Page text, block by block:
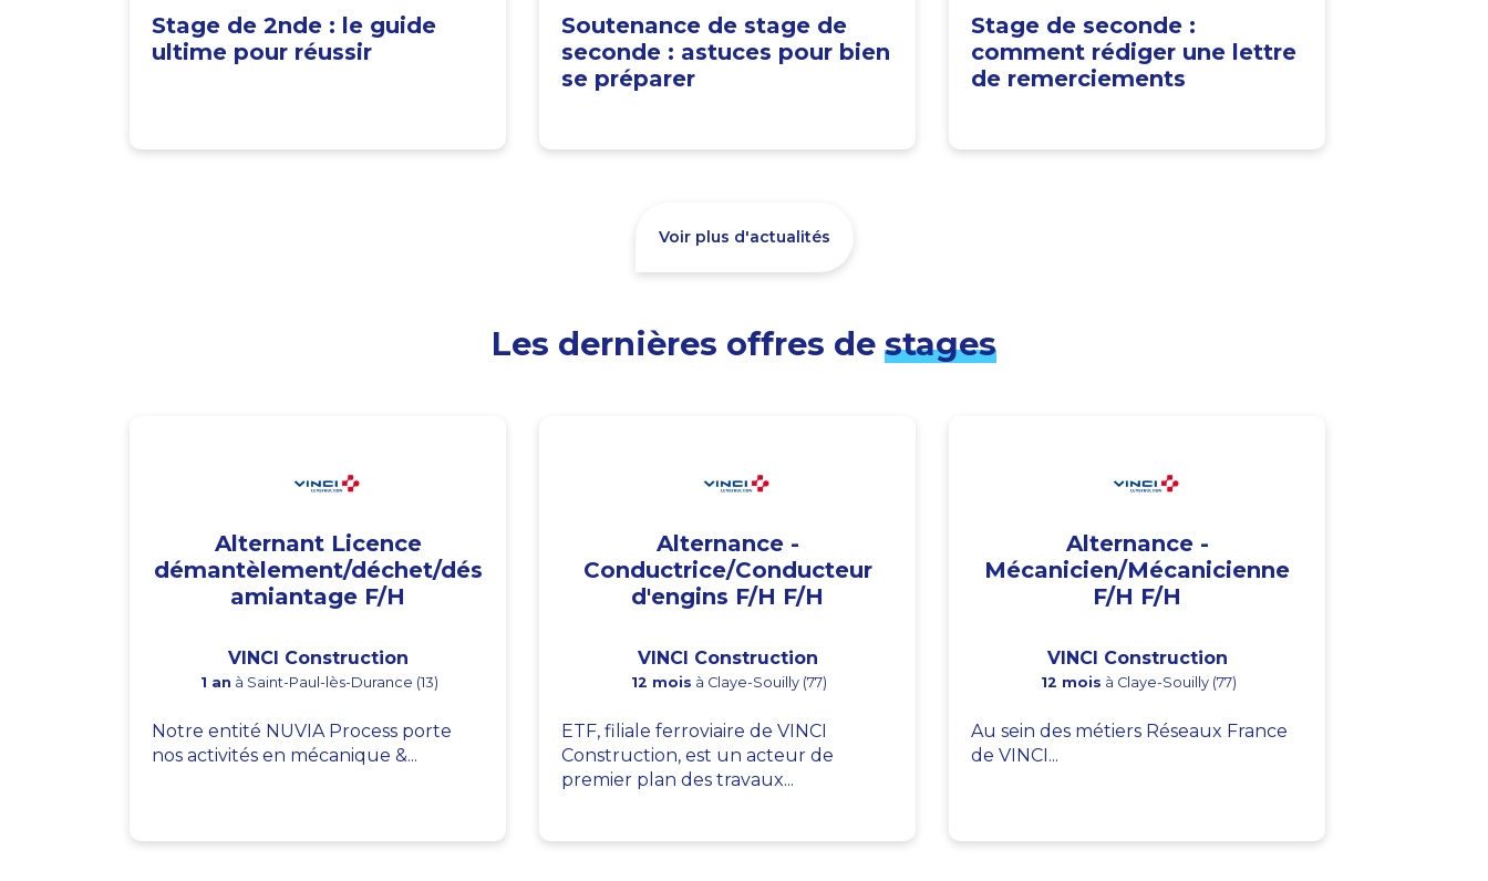
Stage de 2nde : le guide
ultime pour réussir
Soutenance de stage de
seconde : astuces pour bien
se préparer
Stage de seconde :
comment rédiger une lettre
de remerciements
Voir plus d'actualités
Les dernières offres de stages
Alternant Licence
démantèlement/déchet/dés
amiantage F/H
VINCI Construction
1 an à Saint-Paul-lès-Durance (13)
Notre entité NUVIA Process porte
nos activités en mécanique &...
Alternance -
Conductrice/Conducteur
d'engins F/H F/H
VINCI Construction
12 mois à Claye-Souilly (77)
ETF, filiale ferroviaire de VINCI
Construction, est un acteur de
premier plan des travaux...
Alternance -
Mécanicien/Mécanicienne
F/H F/H
VINCI Construction
12 mois à Claye-Souilly (77)
Au sein des métiers Réseaux France
de VINCI...